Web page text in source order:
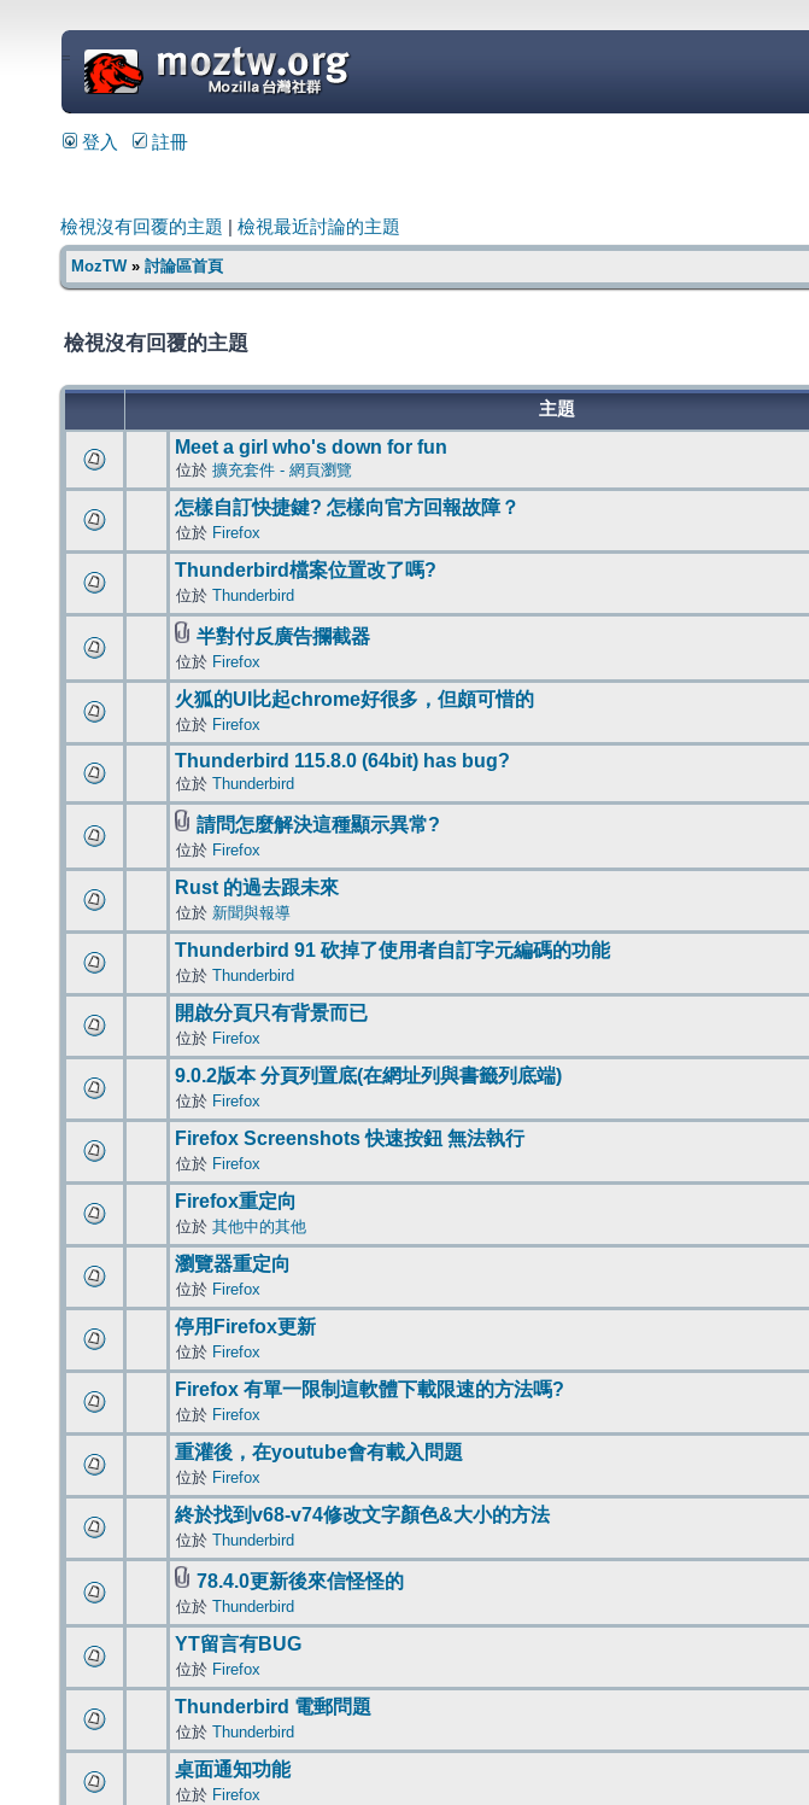
=
登入 註冊
檢視沒有回覆的主題 檢視最近討論的主題
MozTW» 討論區首頁
檢視沒有回覆的主題
主題
Meet a girl who's down for fun
位於 擴充套件 - 網頁瀏覽
怎樣自訂快捷鍵? 怎樣向官方回報故障？
位於 Firefox
Thunderbird檔案位置改了嗎?
位於 Thunderbird
半對付反廣告攔截器
位於 Firefox
火狐的UI比起chrome好很多，但頗可惜的
位於 Firefox
Thunderbird 115.8.0 (64bit) has bug?
位於 Thunderbird
請問怎麼解決這種顯示異常?
位於 Firefox
Rust 的過去跟未來
位於 新聞與報導
Thunderbird 91 砍掉了使用者自訂字元編碼的功能
位於 Thunderbird
開啟分頁只有背景而已
位於 Firefox
9.0.2版本 分頁列置底(在網址列與書籤列底端)
位於 Firefox
Firefox Screenshots 快速按鈕 無法執行
位於 Firefox
Firefox重定向
位於 其他中的其他
瀏覽器重定向
位於 Firefox
停用Firefox更新
位於 Firefox
Firefox 有單一限制這軟體下載限速的方法嗎?
位於 Firefox
重灌後，在youtube會有載入問題
位於 Firefox
終於找到v68-v74修改文字顏色&大小的方法
位於 Thunderbird
78.4.0更新後來信怪怪的
位於 Thunderbird
YT留言有BUG
位於 Firefox
Thunderbird 電郵問題
位於 Thunderbird
桌面通知功能
位於 Firefox